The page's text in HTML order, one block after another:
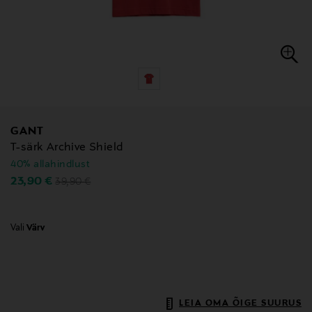
GANT
T-särk Archive Shield
40% allahindlust
Discounted Price
23,90 € Original Price
39,90 €
Vali Värv
LEIA OMA ÕIGE SUURUS